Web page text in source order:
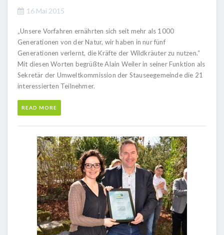
16 Mai 2015
„Unsere Vorfahren ernährten sich seit mehr als 1000
Generationen von der Natur, wir haben in nur fünf
Generationen verlernt, die Kräfte der Wildkräuter zu nutzen.“
Mit diesen Worten begrüßte Alain Weiler in seiner Funktion als
Sekretär der Umweltkommission der Stauseegemeinde die 21
interessierten Teilnehmer.
READ MORE